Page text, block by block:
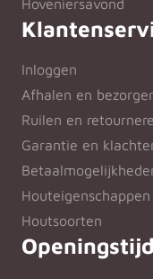
Hoveniersavond
Inloggen
Afhalen en
Ruilen en
Garantie en
Houteigenschappen
Houtsoorten